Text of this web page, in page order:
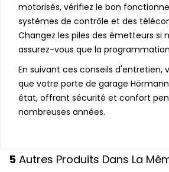
motorisés, vérifiez le bon
systèmes de contrôle et des
Changez les piles des émetteurs si
assurez-vous que la
En suivant ces conseils d'entretien,
que votre porte de garage
état, offrant sécurité et confort
nombreuses années.
5 Autres Produits Dans La